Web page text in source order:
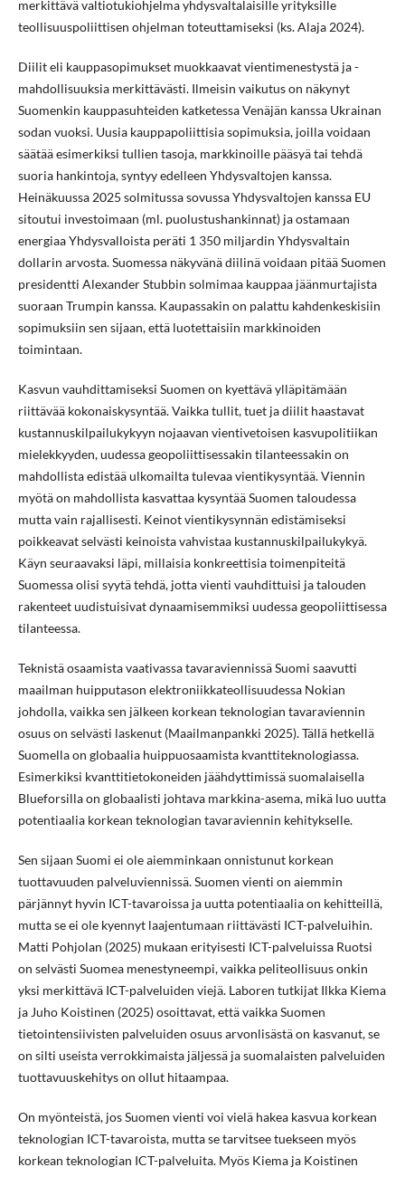
merkittävä valtiotukiohjelma yhdysvaltalaisille yrityksille
teollisuuspoliittisen ohjelman toteuttamiseksi (ks. Alaja 2024).
Diilit eli kauppasopimukset muokkaavat vientimenestystä ja -
mahdollisuuksia merkittävästi. Ilmeisin vaikutus on näkynyt
Suomenkin kauppasuhteiden katketessa Venäjän kanssa Ukrainan
sodan vuoksi. Uusia kauppapoliittisia sopimuksia, joilla voidaan
säätää esimerkiksi tullien tasoja, markkinoille pääsyä tai tehdä
suoria hankintoja, syntyy edelleen Yhdysvaltojen kanssa.
Heinäkuussa 2025 solmitussa sovussa Yhdysvaltojen kanssa EU
sitoutui investoimaan (ml. puolustushankinnat) ja ostamaan
energiaa Yhdysvalloista peräti 1 350 miljardin Yhdysvaltain
dollarin arvosta. Suomessa näkyvänä diilinä voidaan pitää Suomen
presidentti Alexander Stubbin solmimaa kauppaa jäänmurtajista
suoraan Trumpin kanssa. Kaupassakin on palattu kahdenkeskisiin
sopimuksiin sen sijaan, että luotettaisiin markkinoiden
toimintaan.
Kasvun vauhdittamiseksi Suomen on kyettävä ylläpitämään
riittävää kokonaiskysyntää. Vaikka tullit, tuet ja diilit haastavat
kustannuskilpailukykyyn nojaavan vientivetoisen kasvupolitiikan
mielekkyyden, uudessa geopoliittisessakin tilanteessakin on
mahdollista edistää ulkomailta tulevaa vientikysyntää. Viennin
myötä on mahdollista kasvattaa kysyntää Suomen taloudessa
mutta vain rajallisesti. Keinot vientikysynnän edistämiseksi
poikkeavat selvästi keinoista vahvistaa kustannuskilpailukykyä.
Käyn seuraavaksi läpi, millaisia konkreettisia toimenpiteitä
Suomessa olisi syytä tehdä, jotta vienti vauhdittuisi ja talouden
rakenteet uudistuisivat dynaamisemmiksi uudessa geopoliittisessa
tilanteessa.
Teknistä osaamista vaativassa tavaraviennissä Suomi saavutti
maailman huipputason elektroniikkateollisuudessa Nokian
johdolla, vaikka sen jälkeen korkean teknologian tavaraviennin
osuus on selvästi laskenut (Maailmanpankki 2025). Tällä hetkellä
Suomella on globaalia huippuosaamista kvanttiteknologiassa.
Esimerkiksi kvanttitietokoneiden jäähdyttimissä suomalaisella
Blueforsilla on globaalisti johtava markkina-asema, mikä luo uutta
potentiaalia korkean teknologian tavaraviennin kehitykselle.
Sen sijaan Suomi ei ole aiemminkaan onnistunut korkean
tuottavuuden palveluviennissä. Suomen vienti on aiemmin
pärjännyt hyvin ICT-tavaroissa ja uutta potentiaalia on kehitteillä,
mutta se ei ole kyennyt laajentumaan riittävästi ICT-palveluihin.
Matti Pohjolan (2025) mukaan erityisesti ICT-palveluissa Ruotsi
on selvästi Suomea menestyneempi, vaikka peliteollisuus onkin
yksi merkittävä ICT-palveluiden viejä. Laboren tutkijat Ilkka Kiema
ja Juho Koistinen (2025) osoittavat, että vaikka Suomen
tietointensiivisten palveluiden osuus arvonlisästä on kasvanut, se
on silti useista verrokkimaista jäljessä ja suomalaisten palveluiden
tuottavuuskehitys on ollut hitaampaa.
On myönteistä, jos Suomen vienti voi vielä hakea kasvua korkean
teknologian ICT-tavaroista, mutta se tarvitsee tuekseen myös
korkean teknologian ICT-palveluita. Myös Kiema ja Koistinen